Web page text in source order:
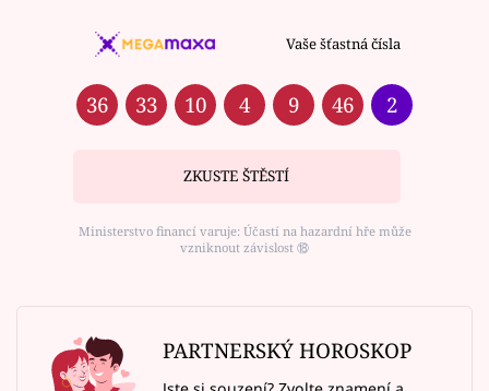
Vaše šťastná čísla
36 33 10 4 9 46 2
ZKUSTE ŠTĚSTÍ
Ministerstvo financí varuje: Účastí na hazardní hře může
vzniknout závislost ⑱
PARTNERSKÝ HOROSKOP